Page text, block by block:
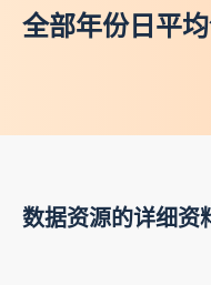
全部年份日平
数据资源的详细资